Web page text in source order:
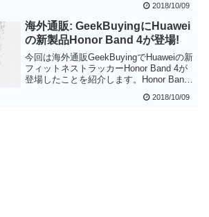
だけですが、インターネット上には様々
なウォッチフェースデータが共有されて
います。ウォッチフェースデータの形式
によりインストール方式は異なります
が、慣れれば簡単にウォッチフェースデ
ータを追加できると思います
2018/10/09
海外通販: GeekBuyingにHuawei
の新製品Honor Band 4が登場!
今回は海外通販GeekBuyingでHuaweiの新
フィットネストラッカーHonor Band 4が
登場したことを紹介します。Honor Band
ィスプレイに表示できる情報がぐっと増
2018/10/09